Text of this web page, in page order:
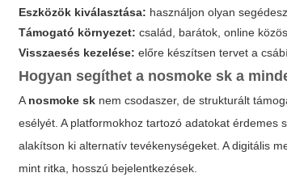
Eszközök kiválasztása: használjon olyan
Támogató környezet: család, barátok, online
Visszaesés kezelése: előre készítsen tervet a
Hogyan segíthet a nosmoke sk a
A nosmoke sk nem csodaszer, de strukturált
esélyét. A platformokhoz tartozó adatokat
alakítson ki alternatív tevékenységeket. A digitális
mint ritka, hosszú bejelentkezések.